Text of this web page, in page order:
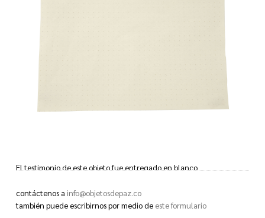
El testimonio de este objeto fue entregado en blanco
This object’s testimony was given to us blank
contáctenos a info@objetosdepaz.co
también puede escribirnos por medio de este formulario